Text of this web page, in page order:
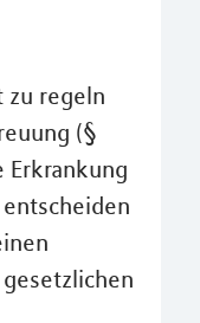
zu regeln
(§
Erkrankung